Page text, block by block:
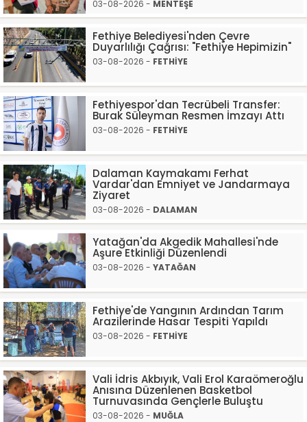
03-08-2026 - MENTEŞE
Fethiye Belediyesi'nden Çevre
Duyarlılığı Çağrısı: "Fethiye Hepimizin"
03-08-2026 - FETHİYE
Fethiyespor'dan Tecrübeli Transfer:
Burak Süleyman Resmen İmzayı Attı
03-08-2026 - FETHİYE
Dalaman Kaymakamı Ferhat
Vardar'dan Emniyet ve Jandarmaya
Ziyaret
03-08-2026 - DALAMAN
Yatağan'da Akgedik Mahallesi'nde
Aşure Etkinliği Düzenlendi
03-08-2026 - YATAĞAN
Fethiye'de Yangının Ardından Tarım
Arazilerinde Hasar Tespiti Yapıldı
03-08-2026 - FETHİYE
Vali İdris Akbıyık, Vali Erol Karaömeroğlu
Anısına Düzenlenen Basketbol
Turnuvasında Gençlerle Buluştu
03-08-2026 - MUĞLA